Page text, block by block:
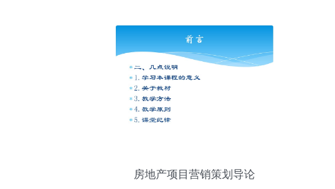
江二手房_镇江租房_镇江房地产信息|镇江
房地产门户网站|房地产|房产|买房|租房|镇
江|fdc.my0511.com
房地产项目营销策划导论